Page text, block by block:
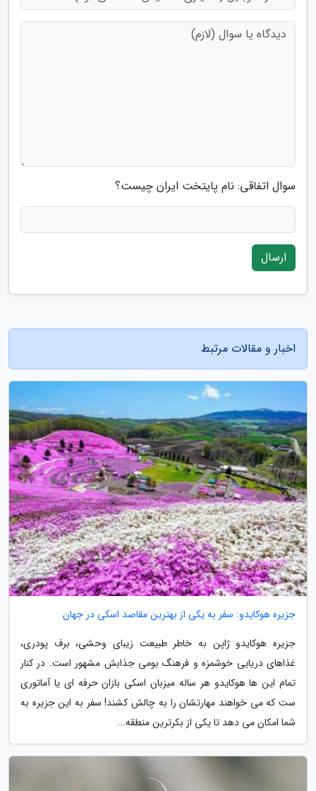
سوال اتفاقی: نام پایتخت ایران چیست؟
ارسال
اخبار و مقالات مرتبط
جزیره هوکایدو: سفر به یکی از بهترین مقاصد اسکی در جهان
جزیره هوکایدو ژاپن به خاطر طبیعت زیبای وحشی، برف پودری،
غذاهای دریایی خوشمزه و فرهنگ بومی جذابش مشهور است. در کنار
تمام این ها هوکایدو هر ساله میزبان اسکی بازان حرفه ای یا آماتوری
ست که می خواهند مهارتشان را به چالش کشند! سفر به این جزیره به
شما امکان می دهد تا یکی از بکرترین منطقه...